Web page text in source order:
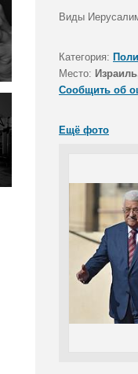
Виды
Категория:
Место:
Сообщить об
Ещё фото